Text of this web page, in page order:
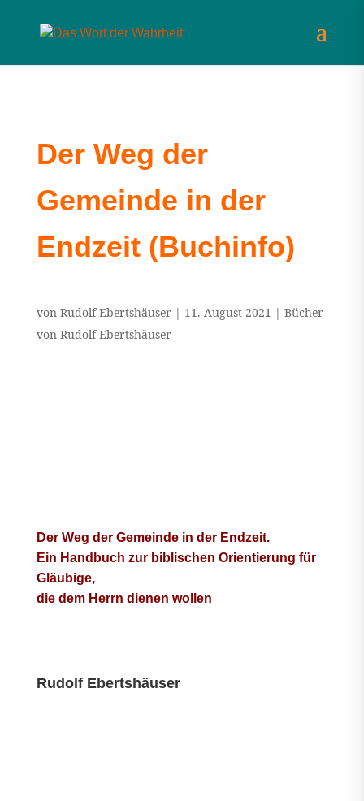
Der Weg der
Gemeinde in der
Endzeit (Buchinfo)
von Rudolf Ebertshäuser| 11. August 2021 | Bücher
von Rudolf Ebertshäuser
Der Weg der Gemeinde in der Endzeit.
Ein Handbuch zur biblischen Orientierung für
Gläubige,
die dem Herrn dienen wollen
Rudolf Ebertshäuser